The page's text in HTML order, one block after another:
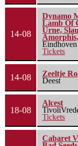
14-08
Dynamo
Lamb Of
Urne,
Eindhoven
Tickets
14-08
Zeeltje
Deest
18-08
Alcest
Tickets
Cabaret